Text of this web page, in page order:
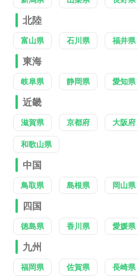
北陸
富山県 石川県 福井県
東海
岐阜県 静岡県 愛知県
近畿
滋賀県 京都府 大阪府
和歌山県
中国
鳥取県 島根県 岡山県
四国
徳島県 香川県 愛媛県
九州
福岡県 佐賀県 長崎県